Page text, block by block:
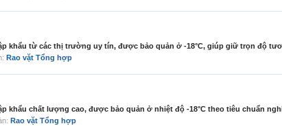
khẩu từ các thị trường uy tín, được bảo quản ở -18°C, giúp giữ trọn độ
Rao vặt Tổng hợp
khẩu chất lượng cao, được bảo quản ở nhiệt độ -18°C theo tiêu chuẩn
Rao vặt Tổng hợp